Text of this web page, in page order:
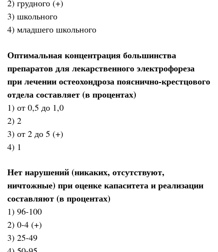
2) грудного (+)
3) школьного
4) младшего школьного
Оптимальная концентрация большинства
препаратов для лекарственного электрофореза
при лечении остеохондроза пояснично-крестцового
отдела составляет (в процентах)
1) от 0,5 до 1,0
2) 2
3) от 2 до 5 (+)
4) 1
Нет нарушений (никаких, отсутствуют,
ничтожные) при оценке капаситета и реализации
составляют (в процентах)
1) 96-100
2) 0-4 (+)
3) 25-49